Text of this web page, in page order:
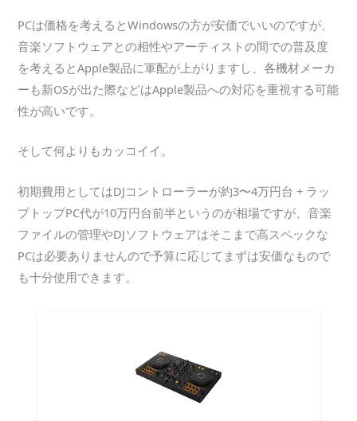
PCは価格を考えるとWindowsの方が安価でいいのですが、
音楽ソフトウェアとの相性やアーティストの間での普及度
を考えるとApple製品に軍配が上がりますし、各機材メーカ
ーも新OSが出た際などはApple製品への対応を重視する可能
性が高いです。
そして何よりもカッコイイ。
初期費用としてはDJコントローラーが約3〜4万円台 + ラッ
プトップPC代が10万円台前半というのが相場ですが、音楽
ファイルの管理やDJソフトウェアはそこまで高スペックな
PCは必要ありませんので予算に応じてまずは安価なもので
も十分使用できます。